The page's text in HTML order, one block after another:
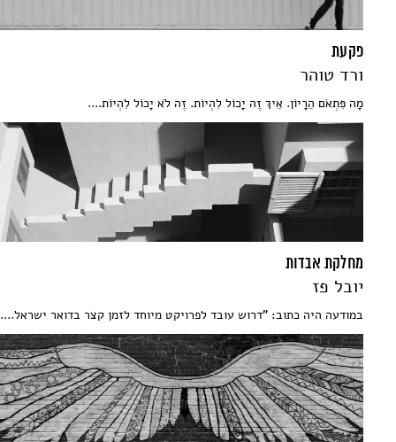
פקעת
ורד טוהר
מָה פִּתְאֹם הֵרָיוֹן. אֵיךְ זֶה יָכוֹל לִהְיוֹת. זֶה לֹא יָכוֹל לִהְיוֹת....
מחלקת אבדות
יובל פז
במודעה היה כתוב: "דרוש עובד לפרויקט מיוחד לזמן קצר בדואר ישראל....